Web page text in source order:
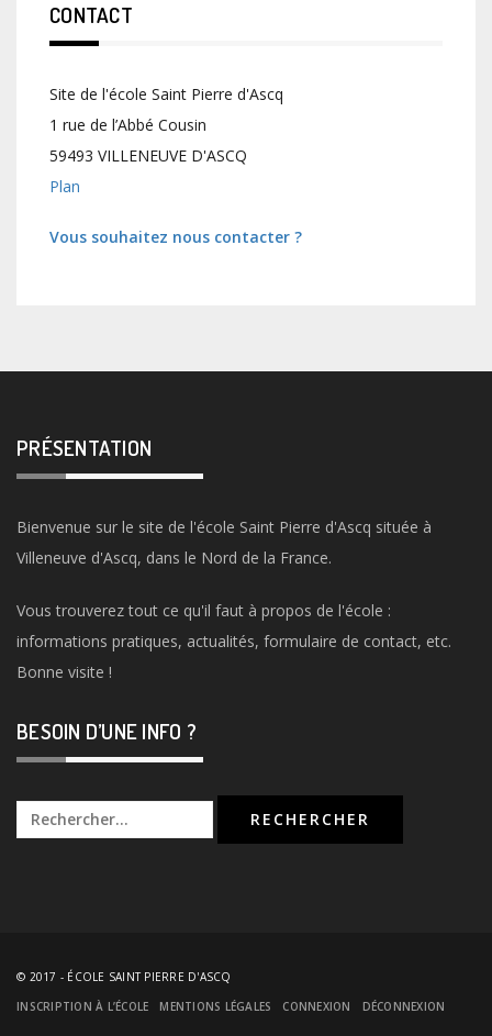
CONTACT
Site de l'école Saint Pierre d'Ascq
1 rue de l’Abbé Cousin
59493 VILLENEUVE D'ASCQ
Plan
Vous souhaitez nous contacter ?
PRÉSENTATION
Bienvenue sur le site de l'école Saint Pierre d'Ascq située à
Villeneuve d'Ascq, dans le Nord de la France.
Vous trouverez tout ce qu'il faut à propos de l'école :
informations pratiques, actualités, formulaire de contact, etc.
Bonne visite !
BESOIN D’UNE INFO ?
Rechercher :
© 2017 - ÉCOLE SAINT PIERRE D'ASCQ
INSCRIPTION À L’ÉCOLE
MENTIONS LÉGALES CONNEXION DÉCONNEXION